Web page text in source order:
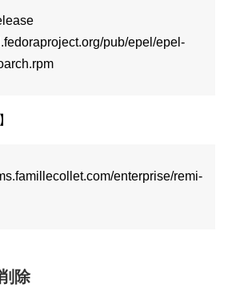
pub/epel/epel-
enterprise/remi-
除